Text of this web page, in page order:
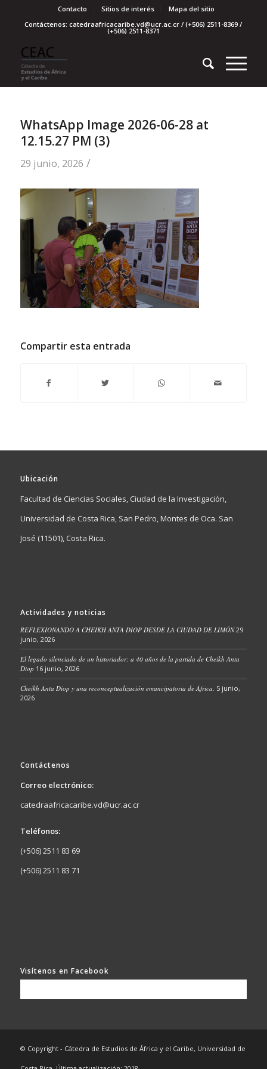
Contacto Sitios de interés
Mapa del sitio
Contáctenos: catedraafricacaribe.vd@ucr.ac.cr / (+506) 2511-8369 /
(+506) 2511-8371
WhatsApp Image 2026-06-28 at
12.15.27 PM (3)
29 junio, 2026 /
Compartir esta entrada
Ubicación
Facultad de Ciencias Sociales, Ciudad de la Investigación,
Universidad de Costa Rica, San Pedro, Montes de Oca. San
José (11501), Costa Rica.
Actividades y noticias
REFLEXIONANDO A CHEIKH ANTA DIOP DESDE LA CIUDAD DE LIMÓN 29
junio, 2026
El legado silenciado de un historiador: a 40 años de la partida de Cheikh Anta
Diop 16 junio, 2026
Cheikh Anta Diop y una reconceptualización emancipatoria de África. 5 junio,
2026
Contáctenos
Correo electrónico:
catedraafricacaribe.vd@ucr.ac.cr
Teléfonos:
(+506) 2511 83 69
(+506) 2511 83 71
Visítenos en Facebook
© Copyright - Cátedra de Estudios de África y el Caribe, Universidad de